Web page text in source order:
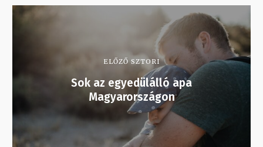
ELŐZŐ SZTORI
Sok az egyedülálló apa
Magyarországon